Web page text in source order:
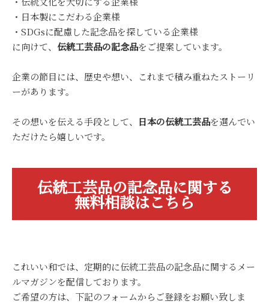
・日本製にこだわる企業様
・SDGsに配慮した記念品を探している企業様
に向けて、 伝統工芸品の記念品をご提案しています。
企業の節目には、歴史や想い、これまで積み重ねたストーリ
ーがあります。
その想いを伝える手段として、 日本の伝統工芸品を選んでい
ただけたら嬉しいです。
伝統工芸品の記念品に関する
無料相談はこちら
これいい和では、定期的に伝統工芸品の記念品に関するメー
ルマガジンを配信しております。
ご希望の方は、下記のフォームからご登録をお願い致しま